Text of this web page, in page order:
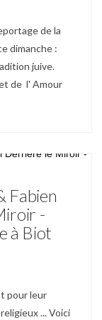
de la
dimanche :
juive.
de l' Amour
Fabien
-
à Biot
pour leur
... Voici